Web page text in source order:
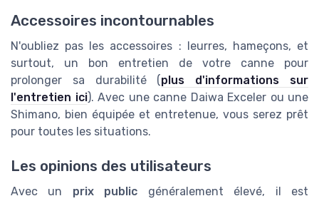
Accessoires incontournables
N'oubliez pas les accessoires : leurres, hameçons, et
surtout, un bon entretien de votre canne pour
prolonger sa durabilité (plus d'informations sur
l'entretien ici). Avec une canne Daiwa Exceler ou une
Shimano, bien équipée et entretenue, vous serez prêt
pour toutes les situations.
Les opinions des utilisateurs
Avec un prix public généralement élevé, il est